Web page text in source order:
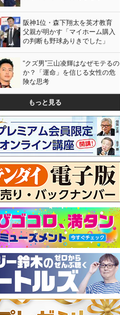
阪神1位・森下翔太を英才教育
父親が明かす「マイホーム購入
の判断も野球ありきでした」
“クズ男”三山凌輝はなぜモテるの
か？「運命」を信じる女性の危
険な思考
もっと見る